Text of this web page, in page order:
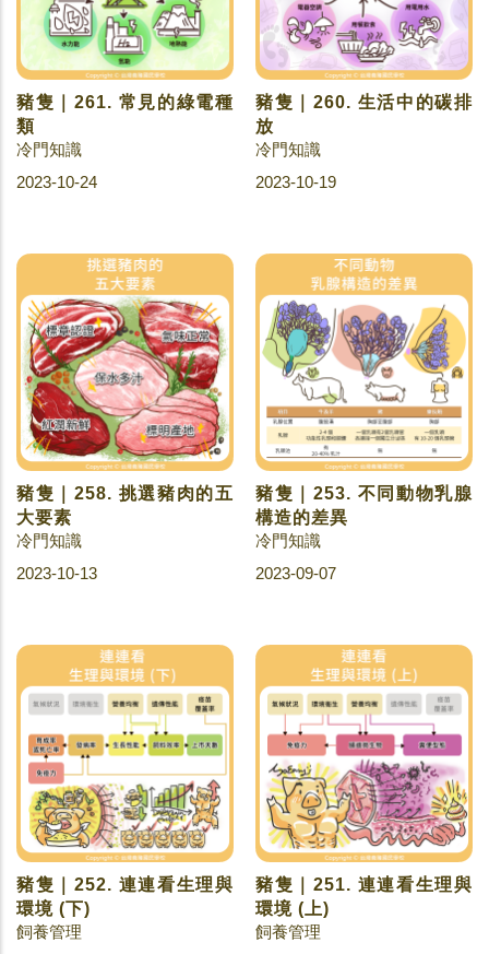
豬隻｜261. 常見的綠電種
類
冷門知識
2023-10-24
豬隻｜260. 生活中的碳排
放
冷門知識
2023-10-19
豬隻｜258. 挑選豬肉的五
大要素
冷門知識
2023-10-13
豬隻｜253. 不同動物乳腺
構造的差異
冷門知識
2023-09-07
豬隻｜252. 連連看生理與
環境 (下)
飼養管理
豬隻｜251. 連連看生理與
環境 (上)
飼養管理